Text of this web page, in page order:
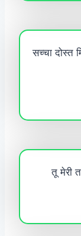
सच्चा दोस्त
तू मेरी